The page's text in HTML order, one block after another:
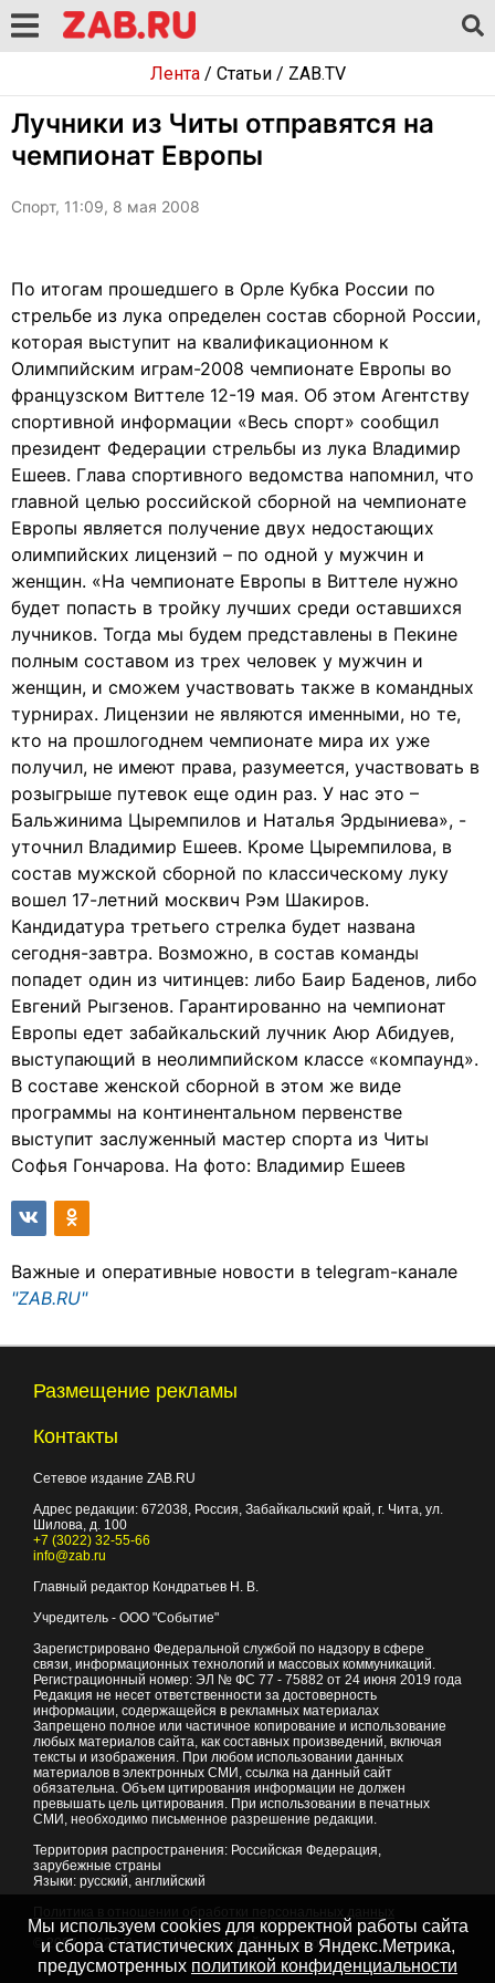
Лента/ Статьи/ ZAB.TV
Лучники из Читы отправятся на
чемпионат Европы
Спорт, 11:09, 8 мая 2008
По итогам прошедшего в Орле Кубка России по
стрельбе из лука определен состав сборной России,
которая выступит на квалификационном к
Олимпийским играм-2008 чемпионате Европы во
французском Виттеле 12-19 мая. Об этом Агентству
спортивной информации «Весь спорт» сообщил
президент Федерации стрельбы из лука Владимир
Ешеев. Глава спортивного ведомства напомнил, что
главной целью российской сборной на чемпионате
Европы является получение двух недостающих
олимпийских лицензий – по одной у мужчин и
женщин. «На чемпионате Европы в Виттеле нужно
будет попасть в тройку лучших среди оставшихся
лучников. Тогда мы будем представлены в Пекине
полным составом из трех человек у мужчин и
женщин, и сможем участвовать также в командных
турнирах. Лицензии не являются именными, но те,
кто на прошлогоднем чемпионате мира их уже
получил, не имеют права, разумеется, участвовать в
розыгрыше путевок еще один раз. У нас это –
Бальжинима Цыремпилов и Наталья Эрдыниева», -
уточнил Владимир Ешеев. Кроме Цыремпилова, в
состав мужской сборной по классическому луку
вошел 17-летний москвич Рэм Шакиров.
Кандидатура третьего стрелка будет названа
сегодня-завтра. Возможно, в состав команды
попадет один из читинцев: либо Баир Баденов, либо
Евгений Рыгзенов. Гарантированно на чемпионат
Европы едет забайкальский лучник Аюр Абидуев,
выступающий в неолимпийском классе «компаунд».
В составе женской сборной в этом же виде
программы на континентальном первенстве
выступит заслуженный мастер спорта из Читы
Софья Гончарова. На фото: Владимир Ешеев
Важные и оперативные новости в telegram-канале
"ZAB.RU"
Размещение рекламы
Контакты
Сетевое издание ZAB.RU
Адрес редакции: 672038, Россия, Забайкальский край, г. Чита, ул.
Шилова, д. 100
+7 (3022) 32-55-66
info@zab.ru
Главный редактор Кондратьев Н. В.
Учредитель - ООО "Событие"
Зарегистрировано Федеральной службой по надзору в сфере
связи, информационных технологий и массовых коммуникаций.
Регистрационный номер: ЭЛ № ФС 77 - 75882 от 24 июня 2019 года
Редакция не несет ответственности за достоверность
информации, содержащейся в рекламных материалах
Запрещено полное или частичное копирование и использование
любых материалов сайта, как составных произведений, включая
тексты и изображения. При любом использовании данных
материалов в электронных СМИ, ссылка на данный сайт
обязательна. Объем цитирования информации не должен
превышать цель цитирования. При использовании в печатных
СМИ, необходимо письменное разрешение редакции.
Территория распространения: Российская Федерация,
зарубежные страны
Языки: русский, английский
© 2007 - 2026Портал Читы и Забайкальского края
Мы используем cookies для корректной работы сайта
и сбора статистических данных в Яндекс.Метрика,
предусмотренных политикой конфиденциальности